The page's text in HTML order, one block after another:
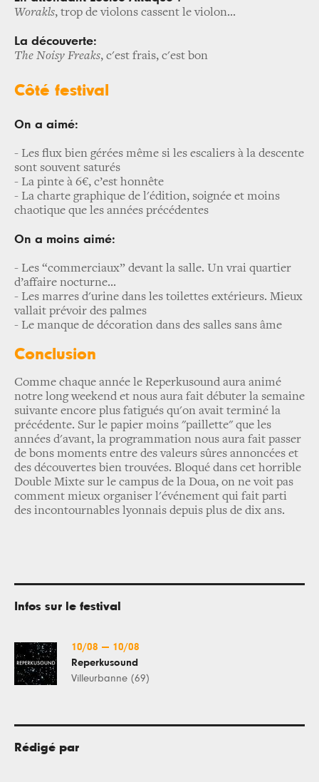
Worakls, trop de violons cassent le violon...
La découverte:
The Noisy Freaks, c'est frais, c'est bon
Côté festival
On a aimé:
- Les flux bien gérées même si les escaliers à la descente
sont souvent saturés
- La pinte à 6€, c’est honnête
- La charte graphique de l'édition, soignée et moins
chaotique que les années précédentes
On a moins aimé:
- Les “commerciaux” devant la salle. Un vrai quartier
d’affaire nocturne...
- Les marres d'urine dans les toilettes extérieurs. Mieux
vallait prévoir des palmes
- Le manque de décoration dans des salles sans âme
Conclusion
Comme chaque année le Reperkusound aura animé
notre long weekend et nous aura fait débuter la semaine
suivante encore plus fatigués qu'on avait terminé la
précédente. Sur le papier moins "paillette" que les
années d'avant, la programmation nous aura fait passer
de bons moments entre des valeurs sûres annoncées et
des découvertes bien trouvées. Bloqué dans cet horrible
Double Mixte sur le campus de la Doua, on ne voit pas
comment mieux organiser l'événement qui fait parti
des incontournables lyonnais depuis plus de dix ans.
Infos sur le festival
10/08 — 10/08
Reperkusound
Villeurbanne (69)
Rédigé par